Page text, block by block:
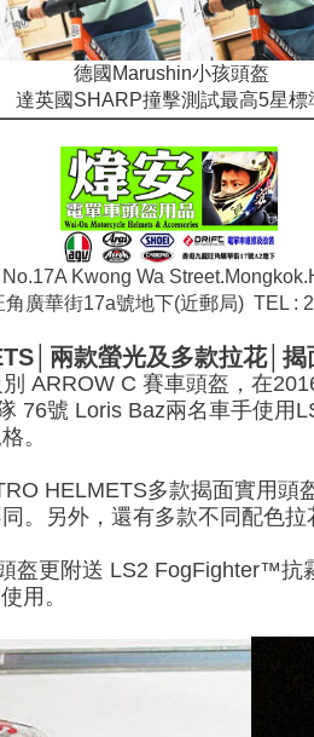
德國Marushin小孩頭盔
達英國SHARP撞擊測試最高5星標
No.17A Kwong Wa
角廣華街17a號地下(近郵局) TEL :
兩款螢光及多款拉花│
ARROW C 賽車頭盔，在
76號 Loris Baz兩名車手使用
。
HELMETS多款揭面實用頭
。另外，還有多款不同配色拉
盔更附送 LS2 FogFighter™抗
用。